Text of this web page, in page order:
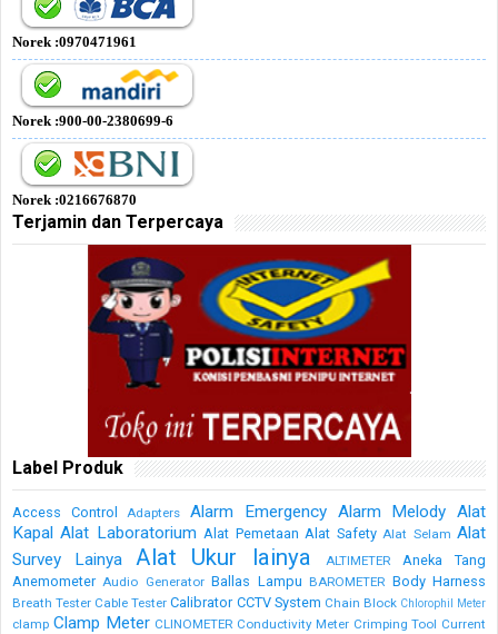
Norek :0970471961
Norek :900-00-2380699-6
Norek :0216676870
Terjamin dan Terpercaya
Label Produk
Access Control Adapters Alarm Emergency Alarm Melody Alat
Kapal Alat Laboratorium Alat Pemetaan Alat Safety Alat Selam Alat
Survey Lainya
Alat Ukur lainya ALTIMETER
Aneka Tang
Anemometer Audio Generator Ballas Lampu BAROMETER Body Harness
Breath Tester Cable Tester Calibrator CCTV System Chain Block Chlorophil Meter
clamp Clamp Meter CLINOMETER Conductivity Meter Crimping Tool Current